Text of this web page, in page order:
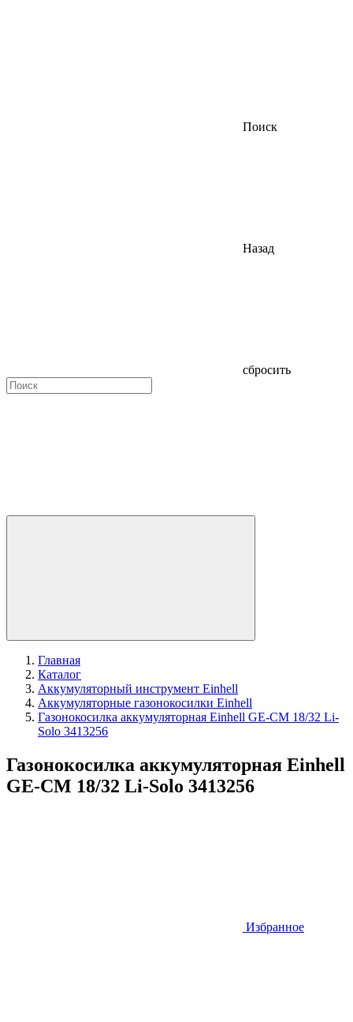
Поиск
Назад
сбросить
Главная
Каталог
Аккумуляторный инструмент Einhell
Аккумуляторные газонокосилки Einhell
Газонокосилка аккумуляторная Einhell GE-CM 18/32 Li-
Solo 3413256
Газонокосилка аккумуляторная Einhell
GE-CM 18/32 Li-Solo 3413256
Избранное